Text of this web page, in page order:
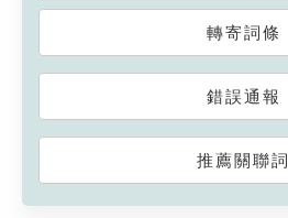
轉寄詞條
錯誤通報
推薦關聯詞